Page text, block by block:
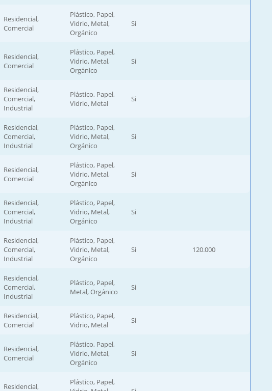
Residencial,
Comercial
Plástico, Papel,
Vidrio, Metal,
Orgánico
Si
Residencial,
Comercial
Plástico, Papel,
Vidrio, Metal,
Orgánico
Si
Residencial,
Comercial,
Industrial
Plástico, Papel,
Vidrio, Metal
Si
Residencial,
Comercial,
Industrial
Plástico, Papel,
Vidrio, Metal,
Orgánico
Si
Residencial,
Comercial
Plástico, Papel,
Vidrio, Metal,
Orgánico
Si
Residencial,
Comercial,
Industrial
Plástico, Papel,
Vidrio, Metal,
Orgánico
Si
Residencial,
Comercial,
Industrial
Plástico, Papel,
Vidrio, Metal,
Orgánico
Si 120.000
Residencial,
Comercial,
Industrial
Plástico, Papel,
Metal, Orgánico
Si
Residencial,
Comercial
Plástico, Papel,
Vidrio, Metal
Si
Residencial,
Comercial
Plástico, Papel,
Vidrio, Metal,
Orgánico
Si
Residencial,
Plástico, Papel,